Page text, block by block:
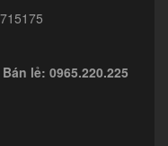
lẻ: 0965.220.225